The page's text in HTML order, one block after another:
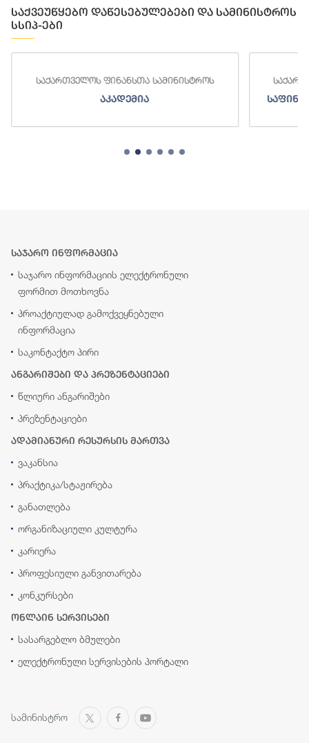
საქვეუწყებო დაწესებულებები და სამინისტროს
სსიპ-ები
სამინისტროს
საქართველოს ფინანსთა
საფინანსო-ანალიტიკური
საჯარო ინფორმაცია
საჯარო ინფორმაციის ელექტრონული
ფორმით მოთხოვნა
პროაქტიულად გამოქვეყნებული
ინფორმაცია
საკონტაქტო პირი
ანგარიშები და პრეზენტაციები
წლიური ანგარიშები
პრეზენტაციები
ადამიანური რესურსის მართვა
ვაკანსია
პრაქტიკა/სტაჟირება
განათლება
ორგანიზაციული კულტურა
კარიერა
პროფესიული განვითარება
კონკურსები
ონლაინ სერვისები
სასარგებლო ბმულები
ელექტრონული სერვისების პორტალი
სამინისტრო